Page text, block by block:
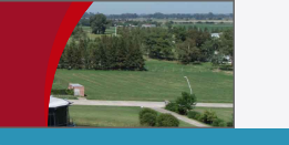
InfoCañuelas